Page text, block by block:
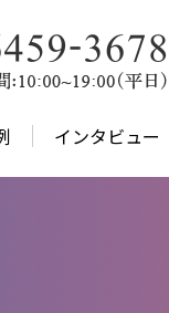
インタビュー